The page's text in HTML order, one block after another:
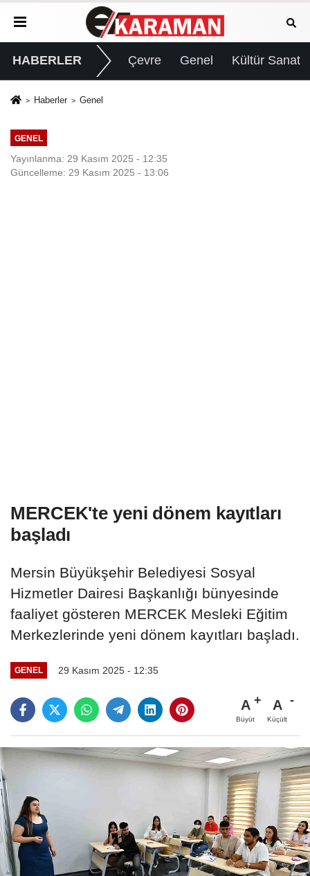
HABERLER Çevre Genel Kültür Sanat
Haberler Genel
GENEL
Yayınlanma: 29 Kasım 2025 - 12:35
Güncelleme: 29 Kasım 2025 - 13:06
MERCEK'te yeni dönem kayıtları
başladı
Mersin Büyükşehir Belediyesi Sosyal
Hizmetler Dairesi Başkanlığı bünyesinde
faaliyet gösteren MERCEK Mesleki Eğitim
Merkezlerinde yeni dönem kayıtları başladı.
GENEL 29 Kasım 2025 - 12:35
A
Büyüt
A
Küçült